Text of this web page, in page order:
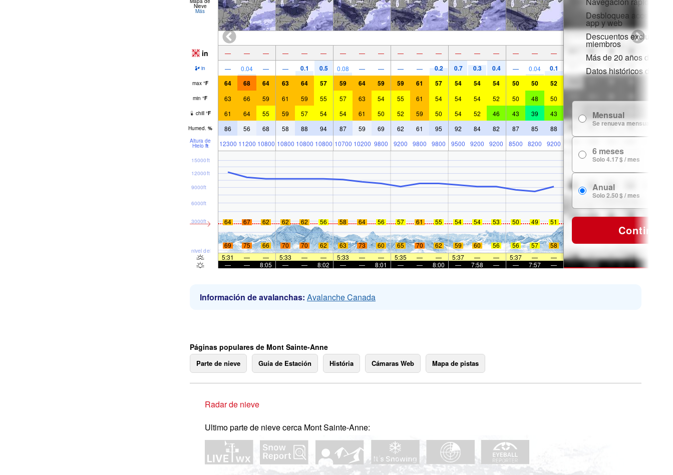
Nieve
Más
in — — — — — — — — — — — — — — — — — —
in — 0.04 — — 0.1 0.5 0.08 — — — — 0.2 0.7 0.3 0.4 — 0.04 0.1
max °F 64 68 64 63 64 57 59 64 59 59 61 57 54 54 54 50 50 52
min °F 63 66 59 61 59 55 57 63 54 55 61 54 54 54 52 50 48 50
chill °F 61 64 55 59 57 54 54 61 50 52 59 50 54 52 46 43 39 43
Humed. % 86 56 68 58 88 94 87 59 69 62 61 95 92 84 82 87 85 88
Altura de
Hielo ft 12300 11200 10800 10800 10800 10800 10700 10200 9800 9200 9800 9800 9500 9200 9200 8500 8200 9200
nivel del mar
3000ft
6000ft
9000ft
12000ft
15000ft
64 67 62 62 62 56 58 64 56 57 61 55 54 54 53 50 49 51
69 75 66 70 70 62 63 73 60 65 70 62 59 60 56 56 57
58
5:31
— — 5:33 — — 5:33 — — 5:35 — — 5:37 — — 5:37 —
—
—
— 8:05 — — 8:02 — — 8:01 — — 8:00 — 7:58 — — 7:57 —
Desbloquea acceso
app y web
Descuentos exclusivos
miembros
Más de 20 años de
Datos históricos de
Mensual
Se renueva mensualmente
6 meses
Solo 4.17 $ / mes
Anual
Solo 2.50 $ / mes
Continuar
Información de avalanchas: Avalanche Canada
Páginas populares de Mont Sainte-Anne
Parte de nieve Guía de Estación História Cámaras Web Mapa de pistas
Radar de nieve
Ultimo parte de nieve cerca Mont Sainte-Anne: